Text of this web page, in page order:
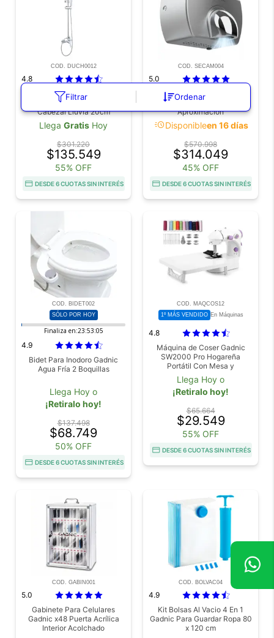
Filtrar Ordenar
COD. DUCH0012
4.8
Griferia De Ducha Rieti By
Gadnic Cromada Con
Cabezal Lluvia 20cm
Duchador Mano Altura
Ajustable 80 A 120cm Acero
Inoxidable
Llega Gratis Hoy
$301.220
$135.549
55% OFF
DESDE 6 CUOTAS SIN INTERÉS
COD. SECAM004
5.0
Secamanos Eléctrico Gadnic
- Automático por
Aproximación
acuteDisponibleen 16 días
$570.998
$314.049
45% OFF
DESDE 6 CUOTAS SIN INTERÉS
COD. BIDET002
SÓLO POR HOY
Finaliza en:23:53:04
4.9
Bidet Para Inodoro Gadnic
Agua Fría 2 Boquillas
Llega Hoy o
¡Retiralo hoy!
$137.498
$68.749
50% OFF
DESDE 6 CUOTAS SIN INTERÉS
COD. MAQCOS12
1º MÁS VENDIDO En Máquinas
4.8
Máquina de Coser Gadnic
SW2000 Pro Hogareña
Portátil Con Mesa y
Accesorios 2 Velocidades Luz
Led
Llega Hoy o
¡Retiralo hoy!
$65.664
$29.549
55% OFF
DESDE 6 CUOTAS SIN INTERÉS
COD. GABIN001
5.0
Gabinete Para Celulares
Gadnic x48 Puerta Acrílica
Interior Acolchado
COD. BOLVAC04
4.9
Kit Bolsas Al Vacio 4 En 1
Gadnic Para Guardar Ropa 80
x 120 cm